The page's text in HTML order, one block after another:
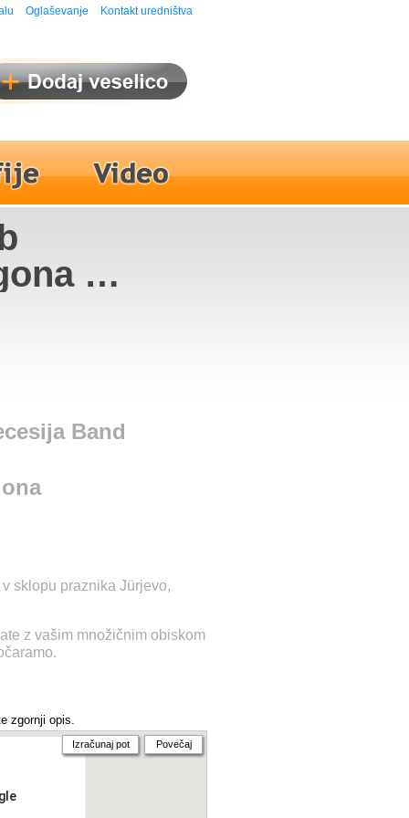
Oglaševanje Kontakt uredništva
-
Band
sklopu praznika Jürjevo,
z vašim množičnim obiskom
zgornji opis.
Izračunaj pot Povečaj